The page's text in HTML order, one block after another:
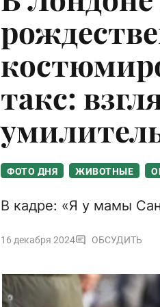
такс:
ФОТО ДНЯ ЖИВОТНЫЕ
В кадре: «Я у мамы
16 декабря 2024 ОБСУДИТЬ